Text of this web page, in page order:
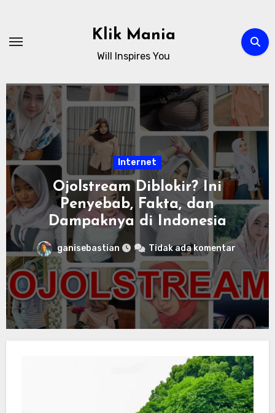
content
Klik Mania
Will Inspires You
Internet
Ojolstream Diblokir? Ini
Penyebab, Fakta, dan
Dampaknya di Indonesia
ganisebastian Tidak ada komentar